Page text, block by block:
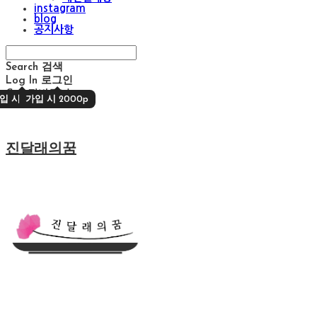
instagram
blog
공지사항
Search 검색
Log In
시 2000p
로그인
가입 시 2000p
Cart장바구니
진달래의꿈